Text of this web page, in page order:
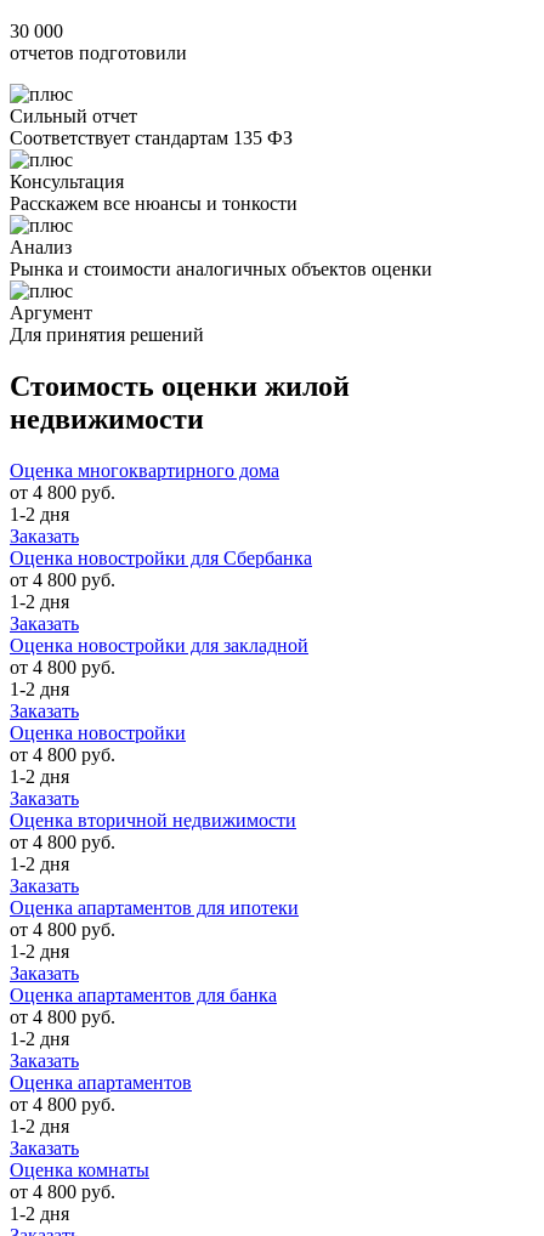
30 000
отчетов подготовили
Сильный отчет
Соответствует стандартам 135 ФЗ
Консультация
Расскажем все нюансы и тонкости
Анализ
Рынка и стоимости аналогичных объектов оценки
Аргумент
Для принятия решений
Стоимость оценки жилой
недвижимости
Оценка многоквартирного дома
от 4 800 руб.
1-2 дня
Заказать
Оценка новостройки для Сбербанка
от 4 800 руб.
1-2 дня
Заказать
Оценка новостройки для закладной
от 4 800 руб.
1-2 дня
Заказать
Оценка новостройки
от 4 800 руб.
1-2 дня
Заказать
Оценка вторичной недвижимости
от 4 800 руб.
1-2 дня
Заказать
Оценка апартаментов для ипотеки
от 4 800 руб.
1-2 дня
Заказать
Оценка апартаментов для банка
от 4 800 руб.
1-2 дня
Заказать
Оценка апартаментов
от 4 800 руб.
1-2 дня
Заказать
Оценка комнаты
от 4 800 руб.
1-2 дня